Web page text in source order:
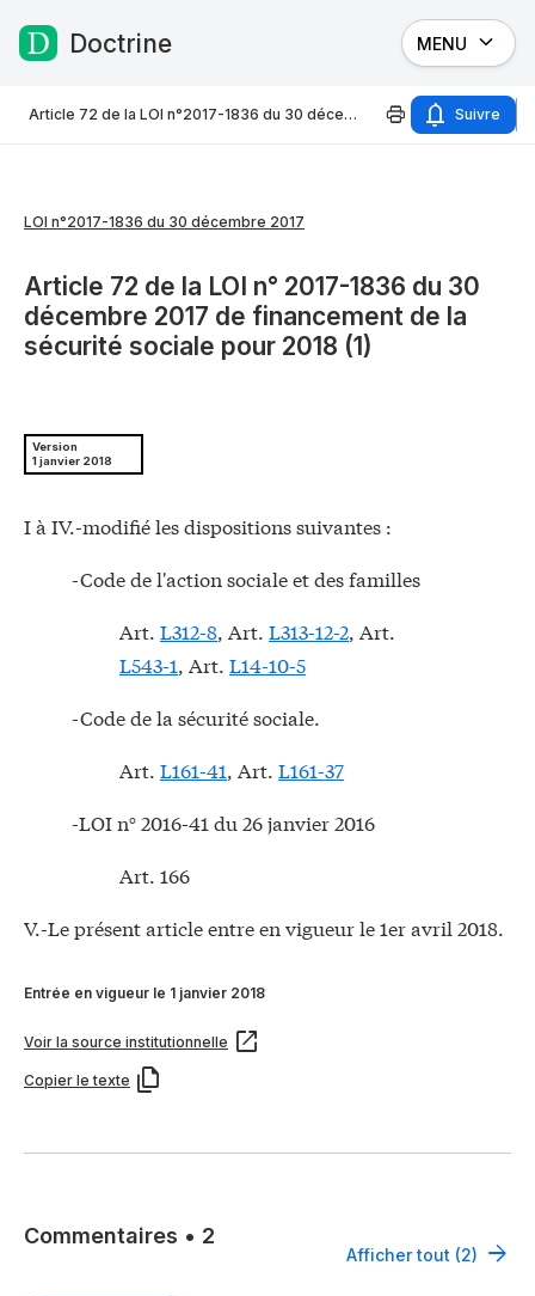
Passer au contenu
Doctrine MENU
Article 72 de la LOI n°2017-1836 du 30 décembre 2017 Suivre
LOI n°2017-1836 du 30 décembre 2017
Article 72 de la LOI n° 2017-1836 du 30
décembre 2017 de financement de la
sécurité sociale pour 2018 (1)
Version
1 janvier 2018
I à IV.-modifié les dispositions suivantes :
-Code de l'action sociale et des familles
Art. L312-8, Art. L313-12-2, Art.
L543-1, Art. L14-10-5
-Code de la sécurité sociale.
Art. L161-41, Art. L161-37
-LOI n° 2016-41 du 26 janvier 2016
Art. 166
V.-Le présent article entre en vigueur le 1er avril 2018.
Entrée en vigueur le 1 janvier 2018
Voir la source institutionnelle
Copier le texte
Commentaires • 2
Afficher tout (2)